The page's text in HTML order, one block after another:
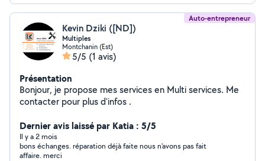
Auto-entrepreneur
Kevin Dziki ([ND])
Multiples
Montchanin (Est)
5/5 (1 avis)
Présentation
Bonjour, je propose mes services en Multi services. Me
contacter pour plus d'infos .
Dernier avis laissé par Katia : 5/5
Il y a 2 mois
bons échanges. réparation déjà faite nous n'avons pas fait
affaire. merci